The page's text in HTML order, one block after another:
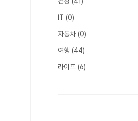
IT (0)
자동차 (0)
여행 (44)
라이프 (6)